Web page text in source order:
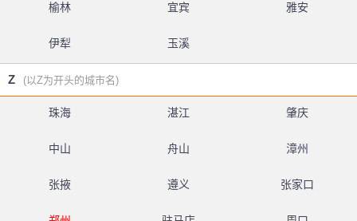
榆林 宜宾 雅安
伊犁 玉溪
Z (以Z为开头的城市名)
珠海 湛江 肇庆
中山 舟山 漳州
张掖 遵义 张家口